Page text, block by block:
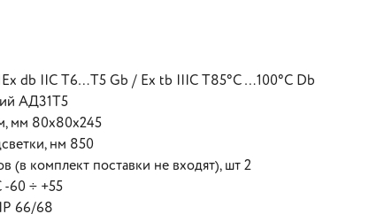
db IIC T6…Т5 Gb / Ex tb IIIC T85°C …100°C Db
АД31Т5
мм 80x80x245
нм 850
(в комплект поставки не входят), шт 2
-60 ÷ +55
66/68